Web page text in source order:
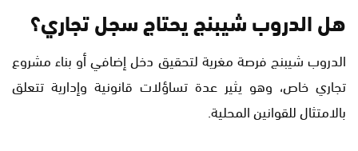
هل الدروب شيبنج يحتاج سجل تجاري؟
الدروب شيبنج فرصة مغرية لتحقيق دخل إضافي أو بناء مشروع
تجاري خاص، وهو يثير عدة تساؤلات قانونية وإدارية تتعلق
بالامتثال للقوانين المحلية.